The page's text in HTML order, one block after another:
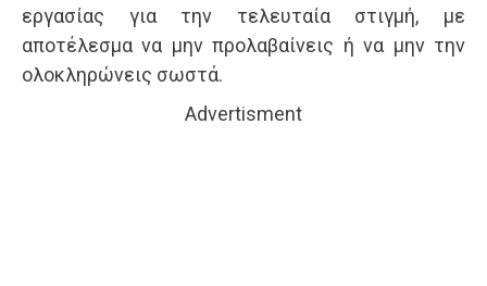
εργασίας για την τελευταία στιγμή, με
αποτέλεσμα να μην προλαβαίνεις ή να μην την
ολοκληρώνεις σωστά.
Advertisment